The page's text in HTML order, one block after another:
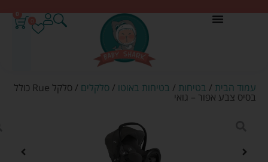
0
עמוד הבית / בטיחות / בטיחות באוטו / סלקלים / סלקל Rue כולל
בסיס צבע אפור – גואי